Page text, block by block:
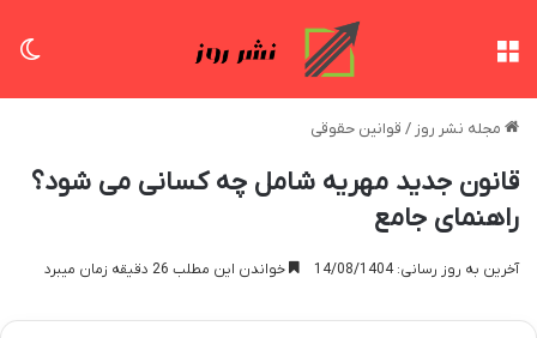
مجله نشر روز / قوانین حقوقی
قانون جدید مهریه شامل چه کسانی می شود؟
راهنمای جامع
آخرین به روز رسانی: 14/08/1404 خواندن این مطلب 26 دقیقه زمان میبرد